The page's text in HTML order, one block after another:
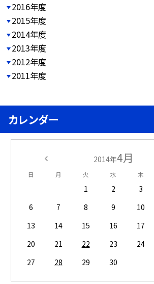
2016年度
2015年度
2014年度
2013年度
2012年度
2011年度
カレンダー
2014年4月
日 月 火 水 木
1 2 3
6
7 8 9 10
13
14 15 16 17
20
21 22 23 24
27
28 29 30